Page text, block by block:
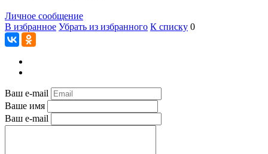
Личное сообщение
В избранное Убрать из избранного К списку 0
Ваш e-mail
Ваше имя
Ваш e-mail